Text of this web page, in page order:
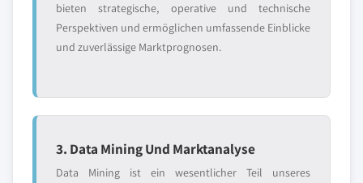
bieten strategische, operative und technische
Perspektiven und ermöglichen umfassende Einblicke
und zuverlässige Marktprognosen.
3. Data Mining Und Marktanalyse
Data Mining ist ein wesentlicher Teil unseres